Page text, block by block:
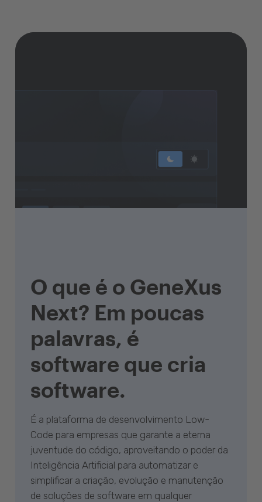
O que é o GeneXus
Next? Em poucas
palavras, é
software que cria
software.
É a plataforma de desenvolvimento Low-
Code para empresas que garante a eterna
juventude do código, aproveitando o poder da
Inteligência Artificial para automatizar e
simplificar a criação, evolução e manutenção
de soluções de software em qualquer